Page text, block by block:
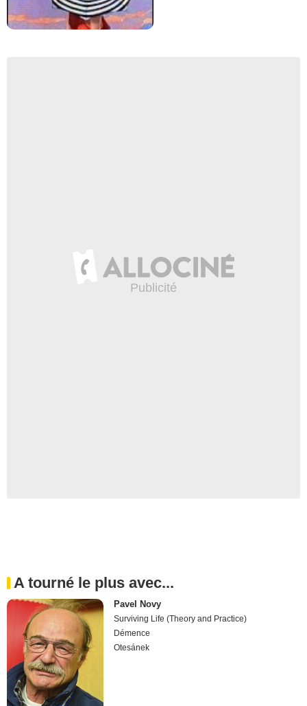
A tourné le plus avec...
Pavel Novy
Surviving Life (Theory and Practice)
Démence
Otesánek